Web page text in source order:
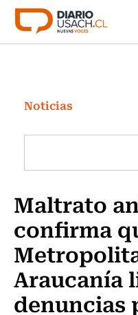
Click acá para ir
Investigación
Cultura
Programas Radio y
Noticias
Maltrato
confirma
Araucanía
denuncias